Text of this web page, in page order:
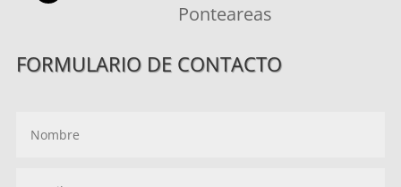
Ponteareas
FORMULARIO DE CONTACTO